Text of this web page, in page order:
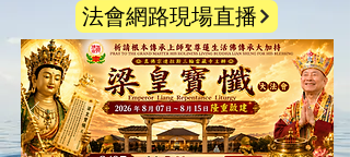
法會網路現場直播